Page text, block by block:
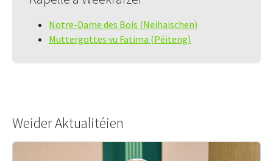
Notre-Dame des Bois (Neihaischen)
Muttergottes vu Fatima (Péiteng)
Weider Aktualitéien